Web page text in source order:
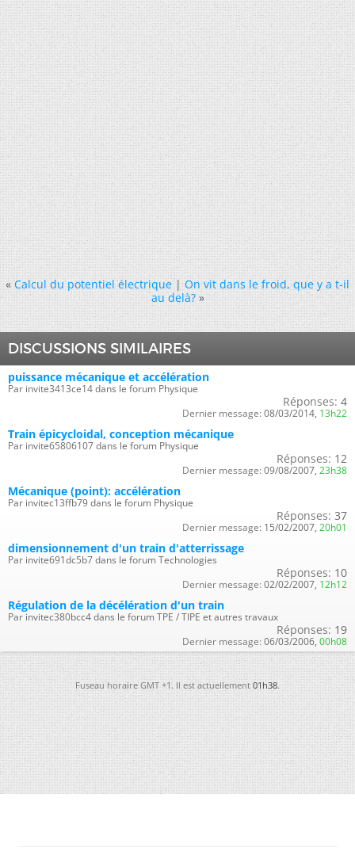
« Calcul du potentiel électrique|On vit dans le froid, que y a t-il
au delà? »
DISCUSSIONS SIMILAIRES
puissance mécanique et accélération
Par invite3413ce14 dans le forum Physique
Réponses: 4
Dernier message: 08/03/2014, 13h22
Train épicycloidal, conception mécanique
Par invite65806107 dans le forum Physique
Réponses: 12
Dernier message: 09/08/2007, 23h38
Mécanique (point): accélération
Par invitec13ffb79 dans le forum Physique
Réponses: 37
Dernier message: 15/02/2007, 20h01
dimensionnement d'un train d'atterrissage
Par invite691dc5b7 dans le forum Technologies
Réponses: 10
Dernier message: 02/02/2007, 12h12
Régulation de la décélération d'un train
Par invitec380bcc4 dans le forum TPE / TIPE et autres travaux
Réponses: 19
Dernier message: 06/03/2006, 00h08
Fuseau horaire GMT +1. Il est actuellement01h38.